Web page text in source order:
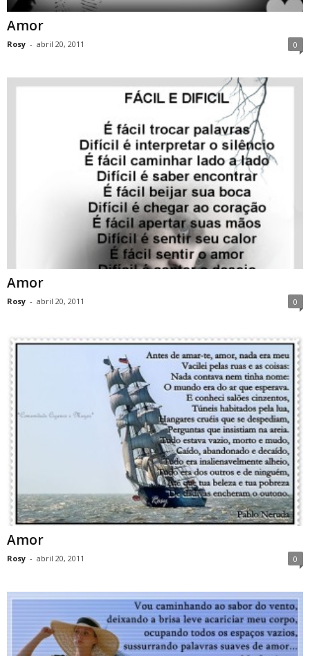
Amor
Rosy - abril 20, 2011 0
Amor
Rosy - abril 20, 2011 0
Amor
Rosy - abril 20, 2011 0